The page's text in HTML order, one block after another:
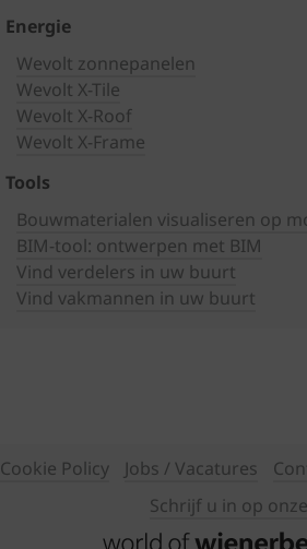
Energie
Wevolt zonnepanelen
Wevolt X-Tile
Wevolt X-Roof
Wevolt X-Frame
Tools
Bouwmaterialen visualiseren op
BIM-tool: ontwerpen met BIM
Vind verdelers in uw buurt
Vind vakmannen in uw buurt
Cookie Policy Jobs / Vacatures
Schrijf u in op